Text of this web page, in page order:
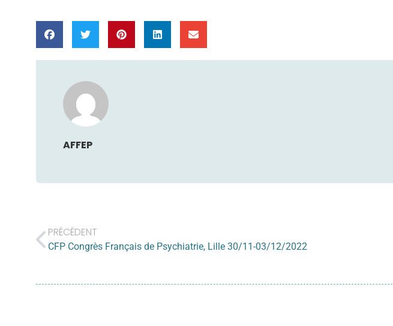
AFFEP
PRÉCÉDENT
CFP Congrès Français de Psychiatrie, Lille 30/11-03/12/2022